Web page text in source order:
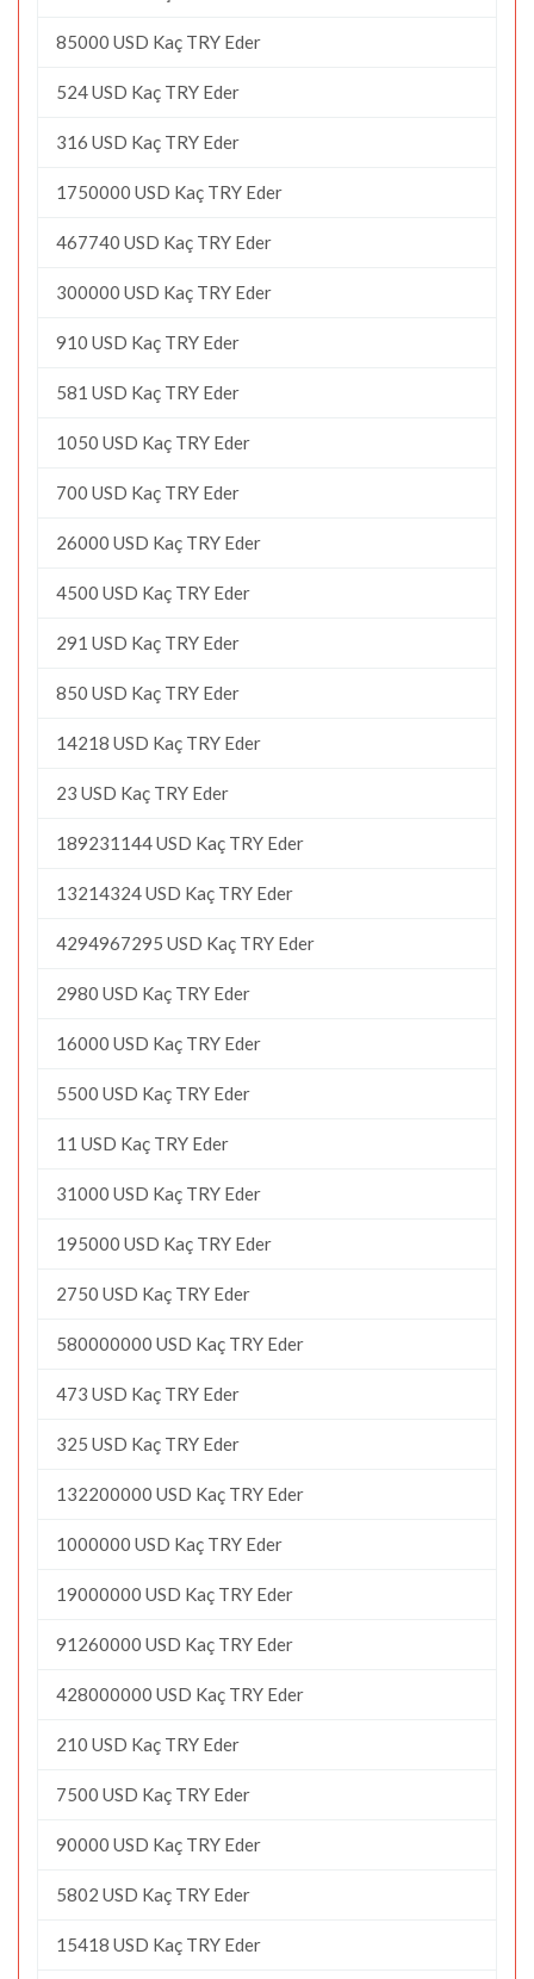
85000 USD Kaç TRY Eder
524 USD Kaç TRY Eder
316 USD Kaç TRY Eder
1750000 USD Kaç TRY Eder
467740 USD Kaç TRY Eder
300000 USD Kaç TRY Eder
910 USD Kaç TRY Eder
581 USD Kaç TRY Eder
1050 USD Kaç TRY Eder
700 USD Kaç TRY Eder
26000 USD Kaç TRY Eder
4500 USD Kaç TRY Eder
291 USD Kaç TRY Eder
850 USD Kaç TRY Eder
14218 USD Kaç TRY Eder
23 USD Kaç TRY Eder
189231144 USD Kaç TRY Eder
13214324 USD Kaç TRY Eder
4294967295 USD Kaç TRY Eder
2980 USD Kaç TRY Eder
16000 USD Kaç TRY Eder
5500 USD Kaç TRY Eder
11 USD Kaç TRY Eder
31000 USD Kaç TRY Eder
195000 USD Kaç TRY Eder
2750 USD Kaç TRY Eder
580000000 USD Kaç TRY Eder
473 USD Kaç TRY Eder
325 USD Kaç TRY Eder
132200000 USD Kaç TRY Eder
1000000 USD Kaç TRY Eder
19000000 USD Kaç TRY Eder
91260000 USD Kaç TRY Eder
428000000 USD Kaç TRY Eder
210 USD Kaç TRY Eder
7500 USD Kaç TRY Eder
90000 USD Kaç TRY Eder
5802 USD Kaç TRY Eder
15418 USD Kaç TRY Eder